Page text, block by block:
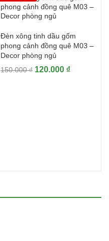
Đèn xông tinh dầu gốm
phong cảnh đồng quê M03 –
Decor phòng ngủ
150.000₫ Giá
120.000 ₫Giá